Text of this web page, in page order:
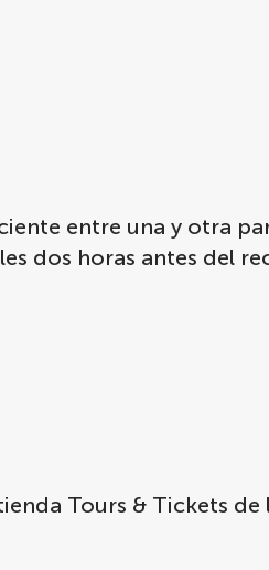
entre una y otra
dos horas antes del
Tours & Tickets de